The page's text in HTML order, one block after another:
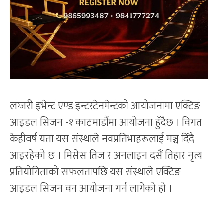
लग्जरी इभेन्ट एण्ड इन्टरटेनमेन्टको आयोजनामा एक्टिङ
आइडल सिजन -१ काठमाडौँमा आयोजना हुँदैछ । विगत
केहीवर्ष यता यस संस्थाले नवप्रतिभाहरूलाई मञ्च दिँदै
आइरहेको छ । मिसेस तिज र अनलाइन दसैं तिहार नृत्य
प्रतियोगिताको सफलतापछि यस संस्थाले एक्टिङ
आइडल सिजन वन आयोजना गर्न लागेको हो ।